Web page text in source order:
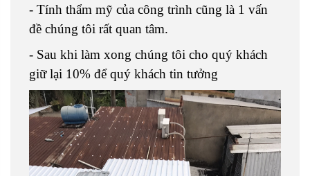
- Tính thẩm mỹ của công trình cũng là 1 vấn
đề chúng tôi rất quan tâm.
- Sau khi làm xong chúng tôi cho quý khách
giữ lại 10% để quý khách tin tưởng